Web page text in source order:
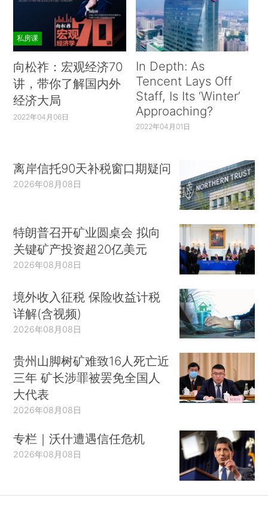
私房课
向松祚：宏观经济70
讲，带你了解国内外
经济大局
2022年04月06日
In Depth: As
Tencent Lays Off
Staff, Is Its ‘Winter’
Approaching?
2022年04月01日
离岸信托90天补税窗口期疑问
2026年08月08日
特朗普召开矿业圆桌会 拟向
关键矿产投资超20亿美元
2026年08月08日
境外收入征税 保险收益计税
详解(含视频)
2026年08月08日
贵州山脚树矿难致16人死亡近
三年 矿长涉罪被罢免全国人
大代表
2026年08月08日
专栏｜沃什遭遇信任危机
2026年08月08日